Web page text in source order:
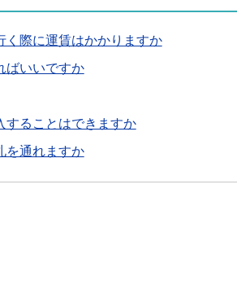
く際に運賃はかかりますか
ばいいですか
することはできますか
を通れますか